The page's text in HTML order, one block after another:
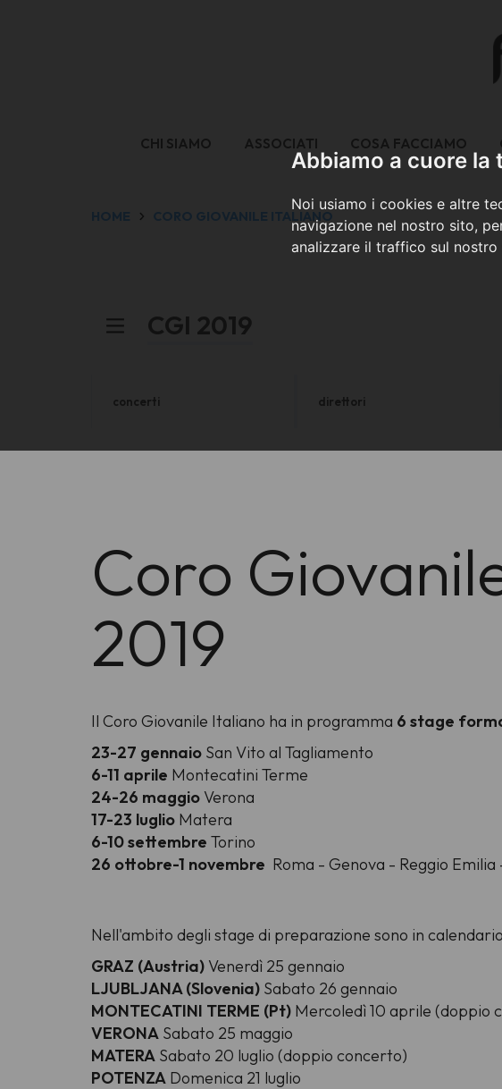
Abbiamo a cuore la
Noi usiamo i cookies e altre
navigazione nel nostro sito,
analizzare il traffico sul
CHI SIAMO ASSOCIATI COSA FACCIAMO
HOME CORO GIOVANILE ITALIANO
CGI 2019
concerti direttori
Coro
2019
Il Coro Giovanile Italiano ha in programma 6 stage
23-27 gennaio San Vito al Tagliamento
6-11 aprile Montecatini Terme
24-26 maggio Verona
17-23 luglio Matera
6-10 settembre Torino
26 ottobre-1 novembre Roma - Genova - Reggio
Nell'ambito degli stage di preparazione sono in
GRAZ (Austria) Venerdì 25 gennaio
LJUBLJANA (Slovenia) Sabato 26 gennaio
MONTECATINI TERME (Pt) Mercoledì 10 aprile (doppio
VERONA Sabato 25 maggio
MATERA Sabato 20 luglio (doppio concerto)
POTENZA Domenica 21 luglio